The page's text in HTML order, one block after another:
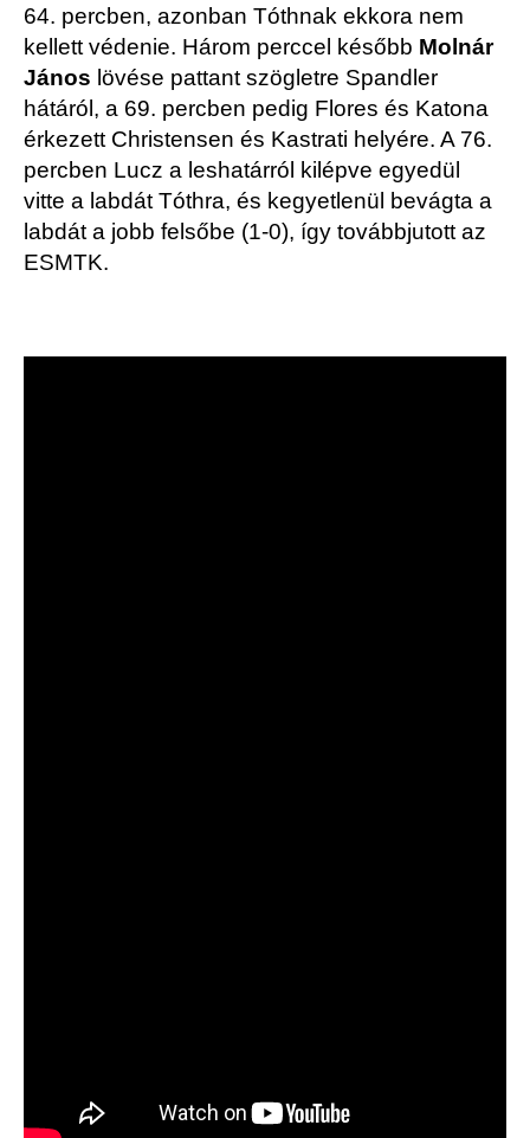
64. percben, azonban Tóthnak ekkora nem
kellett védenie. Három perccel később Molnár
János lövése pattant szögletre Spandler
hátáról, a 69. percben pedig Flores és Katona
érkezett Christensen és Kastrati helyére. A 76.
percben Lucz a leshatárról kilépve egyedül
vitte a labdát Tóthra, és kegyetlenül bevágta a
labdát a jobb felsőbe (1-0), így továbbjutott az
ESMTK.